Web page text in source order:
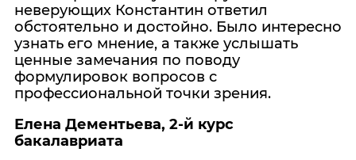
неверующих Константин ответил
обстоятельно и достойно. Было интересно
узнать его мнение, а также услышать
ценные замечания по поводу
формулировок вопросов с
профессиональной точки зрения.
Елена Дементьева, 2-й курс
бакалавриата